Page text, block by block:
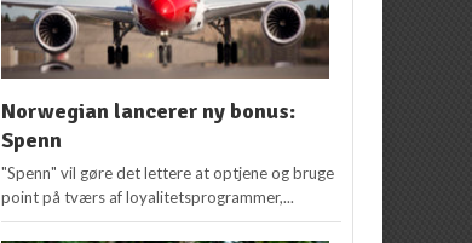
Norwegian lancerer ny bonus:
Spenn
"Spenn" vil gøre det lettere at optjene og bruge
point på tværs af loyalitetsprogrammer,...